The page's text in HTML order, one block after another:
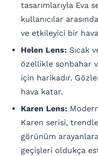
tasarımlarıyla Eva
kullanıcılar
ve etkileyici bir
Helen Lens: Sıcak
özellikle sonbahar
için harikadır.
hava katar.
Karen Lens:
Karen serisi,
görünüm
geçişleri oldukça